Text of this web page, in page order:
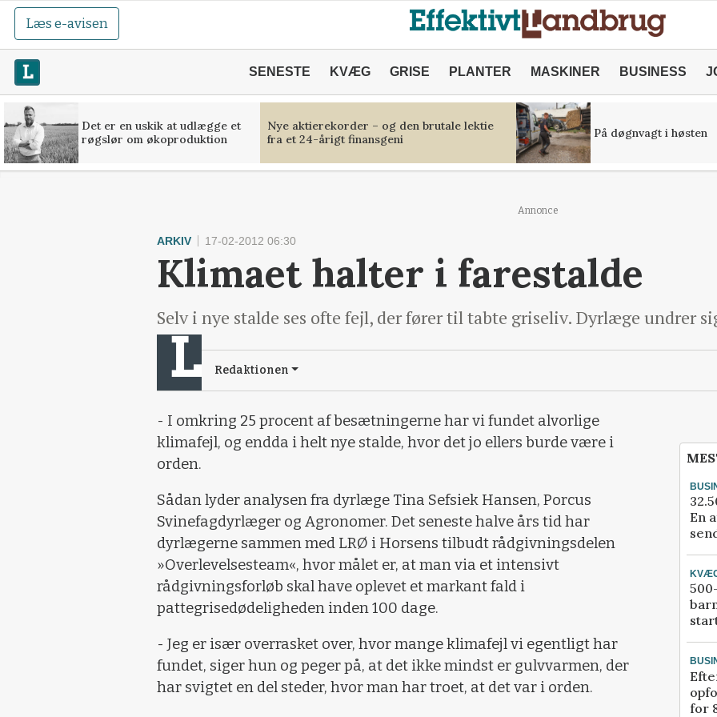
Læs e-avisen
SENESTE KVÆG GRISE PLANTER MASKINER BUSINESS
Det er en uskik at udlægge et
røgslør om økoproduktion
Nye aktierekorder – og den brutale lektie
fra et 24-årigt finansgeni
På døgnvagt i høsten
Annonce
ARKIV 17-02-2012 06:30
Klimaet halter i farestalde
Selv i nye stalde ses ofte fejl, der fører til tabte griseliv. Dyrlæge undrer
Redaktionen
- I omkring 25 procent af besætningerne har vi fundet alvorlige
klimafejl, og endda i helt nye stalde, hvor det jo ellers burde være i
orden.
Sådan lyder analysen fra dyrlæge Tina Sefsiek Hansen, Porcus
Svinefagdyrlæger og Agronomer. Det seneste halve års tid har
dyrlægerne sammen med LRØ i Horsens tilbudt rådgivningsdelen
»Overlevelsesteam«, hvor målet er, at man via et intensivt
rådgivningsforløb skal have oplevet et markant fald i
pattegrisedødeligheden inden 100 dage.
- Jeg er især overrasket over, hvor mange klimafejl vi egentligt har
fundet, siger hun og peger på, at det ikke mindst er gulvvarmen, der
har svigtet en del steder, hvor man har troet, at det var i orden.
En
for